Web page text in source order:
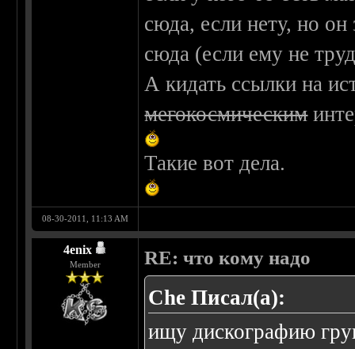
сюда, если нету, но он
сюда (если ему не
А кидать ссылки на
мегокосмическим
Такие вот дела.
08-30-2011, 11:13 AM
4enix
Member RE: что кому надо
Che Писал(а):
ищу дискографию